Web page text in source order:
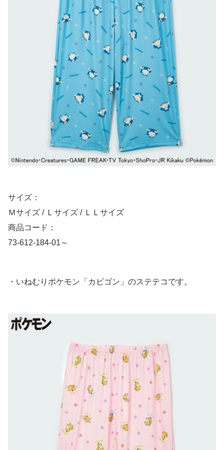
サイズ：
Ｍサイズ / Ｌサイズ / ＬＬサイズ
商品コード：
73-612-184-01～
・いねむりポケモン「カビゴン」のステテコです。